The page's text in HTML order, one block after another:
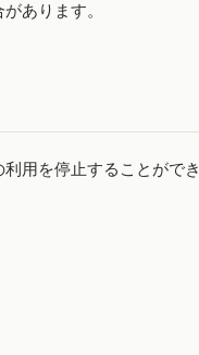
あります。
用を停止することができ